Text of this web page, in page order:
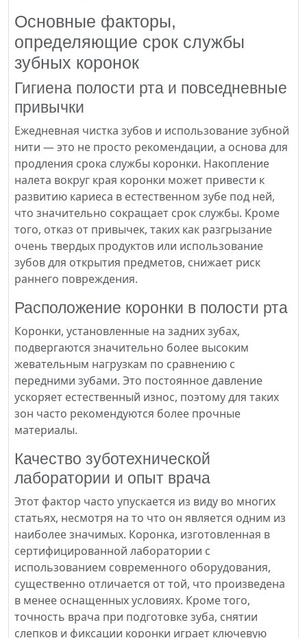
Основные факторы,
определяющие срок службы
зубных коронок
Гигиена полости рта и повседневные
привычки
Ежедневная чистка зубов и использование зубной
нити — это не просто рекомендации, а основа для
продления срока службы коронки. Накопление
налета вокруг края коронки может привести к
развитию кариеса в естественном зубе под ней,
что значительно сокращает срок службы. Кроме
того, отказ от привычек, таких как разгрызание
очень твердых продуктов или использование
зубов для открытия предметов, снижает риск
раннего повреждения.
Расположение коронки в полости рта
Коронки, установленные на задних зубах,
подвергаются значительно более высоким
жевательным нагрузкам по сравнению с
передними зубами. Это постоянное давление
ускоряет естественный износ, поэтому для таких
зон часто рекомендуются более прочные
материалы.
Качество зуботехнической
лаборатории и опыт врача
Этот фактор часто упускается из виду во многих
статьях, несмотря на то что он является одним из
наиболее значимых. Коронка, изготовленная в
сертифицированной лаборатории с
использованием современного оборудования,
существенно отличается от той, что произведена
в менее оснащенных условиях. Кроме того,
точность врача при подготовке зуба, снятии
слепков и фиксации коронки играет ключевую